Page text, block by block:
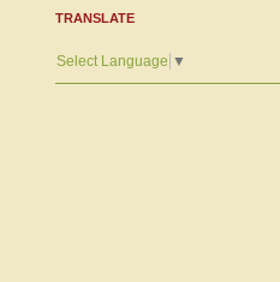
TRANSLATE
Select Language ▼